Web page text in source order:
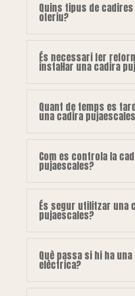
Quins tipus de
oferiu?
És necessari fer
instal·lar una cadira
Quant de temps es
una cadira
Com es controla la
pujaescales?
És segur utilitzar una
pujaescales?
Què passa si hi ha
elèctrica?